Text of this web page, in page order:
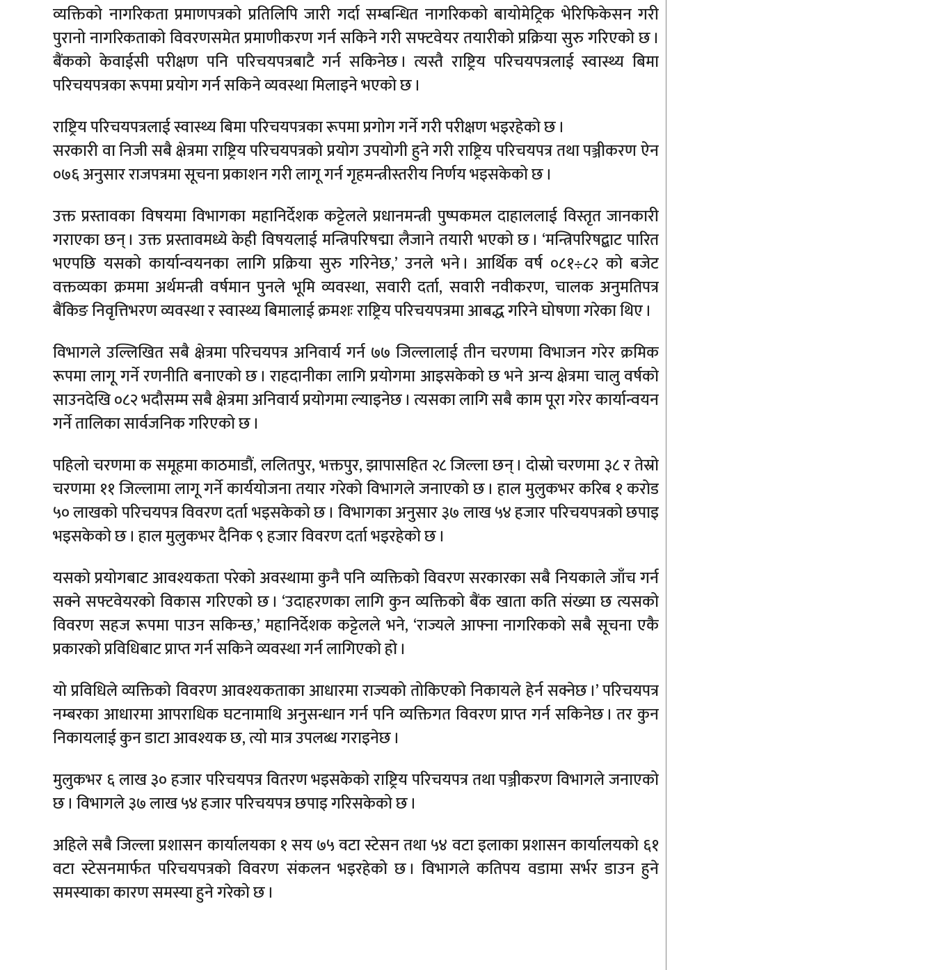
व्यक्तिको नागरिकता प्रमाणपत्रको प्रतिलिपि जारी गर्दा सम्बन्धित नागरिकको बायोमेट्रिक भेरिफिकेसन गरी
पुरानो नागरिकताको विवरणसमेत प्रमाणीकरण गर्न सकिने गरी सफ्टवेयर तयारीको प्रक्रिया सुरु गरिएको छ ।
बैंकको केवाईसी परीक्षण पनि परिचयपत्रबाटै गर्न सकिनेछ । त्यस्तै राष्ट्रिय परिचयपत्रलाई स्वास्थ्य बिमा
परिचयपत्रका रूपमा प्रयोग गर्न सकिने व्यवस्था मिलाइने भएको छ ।
राष्ट्रिय परिचयपत्रलाई स्वास्थ्य बिमा परिचयपत्रका रूपमा प्रगोग गर्ने गरी परीक्षण भइरहेको छ ।
सरकारी वा निजी सबै क्षेत्रमा राष्ट्रिय परिचयपत्रको प्रयोग उपयोगी हुने गरी राष्ट्रिय परिचयपत्र तथा पञ्जीकरण ऐन
०७६ अनुसार राजपत्रमा सूचना प्रकाशन गरी लागू गर्न गृहमन्त्रीस्तरीय निर्णय भइसकेको छ ।
उक्त प्रस्तावका विषयमा विभागका महानिर्देशक कट्टेलले प्रधानमन्त्री पुष्पकमल दाहाललाई विस्तृत जानकारी
गराएका छन् । उक्त प्रस्तावमध्ये केही विषयलाई मन्त्रिपरिषद्मा लैजाने तयारी भएको छ । ‘मन्त्रिपरिषद्बाट पारित
भएपछि यसको कार्यान्वयनका लागि प्रक्रिया सुरु गरिनेछ,’ उनले भने । आर्थिक वर्ष ०८१÷८२ को बजेट
वक्तव्यका क्रममा अर्थमन्त्री वर्षमान पुनले भूमि व्यवस्था, सवारी दर्ता, सवारी नवीकरण, चालक अनुमतिपत्र
बैंकिङ निवृत्तिभरण व्यवस्था र स्वास्थ्य बिमालाई क्रमशः राष्ट्रिय परिचयपत्रमा आबद्ध गरिने घोषणा गरेका थिए ।
विभागले उल्लिखित सबै क्षेत्रमा परिचयपत्र अनिवार्य गर्न ७७ जिल्लालाई तीन चरणमा विभाजन गरेर क्रमिक
रूपमा लागू गर्ने रणनीति बनाएको छ । राहदानीका लागि प्रयोगमा आइसकेको छ भने अन्य क्षेत्रमा चालु वर्षको
साउनदेखि ०८२ भदौसम्म सबै क्षेत्रमा अनिवार्य प्रयोगमा ल्याइनेछ । त्यसका लागि सबै काम पूरा गरेर कार्यान्वयन
गर्ने तालिका सार्वजनिक गरिएको छ ।
पहिलो चरणमा क समूहमा काठमाडौं, ललितपुर, भक्तपुर, झापासहित २८ जिल्ला छन् । दोस्रो चरणमा ३८ र तेस्रो
चरणमा ११ जिल्लामा लागू गर्ने कार्ययोजना तयार गरेको विभागले जनाएको छ । हाल मुलुकभर करिब १ करोड
५० लाखको परिचयपत्र विवरण दर्ता भइसकेको छ । विभागका अनुसार ३७ लाख ५४ हजार परिचयपत्रको छपाइ
भइसकेको छ । हाल मुलुकभर दैनिक ९ हजार विवरण दर्ता भइरहेको छ ।
यसको प्रयोगबाट आवश्यकता परेको अवस्थामा कुनै पनि व्यक्तिको विवरण सरकारका सबै नियकाले जाँच गर्न
सक्ने सफ्टवेयरको विकास गरिएको छ । ‘उदाहरणका लागि कुन व्यक्तिको बैंक खाता कति संख्या छ त्यसको
विवरण सहज रूपमा पाउन सकिन्छ,’ महानिर्देशक कट्टेलले भने, ‘राज्यले आफ्ना नागरिकको सबै सूचना एकै
प्रकारको प्रविधिबाट प्राप्त गर्न सकिने व्यवस्था गर्न लागिएको हो ।
यो प्रविधिले व्यक्तिको विवरण आवश्यकताका आधारमा राज्यको तोकिएको निकायले हेर्न सक्नेछ ।’ परिचयपत्र
नम्बरका आधारमा आपराधिक घटनामाथि अनुसन्धान गर्न पनि व्यक्तिगत विवरण प्राप्त गर्न सकिनेछ । तर कुन
निकायलाई कुन डाटा आवश्यक छ, त्यो मात्र उपलब्ध गराइनेछ ।
मुलुकभर ६ लाख ३० हजार परिचयपत्र वितरण भइसकेको राष्ट्रिय परिचयपत्र तथा पञ्जीकरण विभागले जनाएको
छ । विभागले ३७ लाख ५४ हजार परिचयपत्र छपाइ गरिसकेको छ ।
अहिले सबै जिल्ला प्रशासन कार्यालयका १ सय ७५ वटा स्टेसन तथा ५४ वटा इलाका प्रशासन कार्यालयको ६१
वटा स्टेसनमार्फत परिचयपत्रको विवरण संकलन भइरहेको छ । विभागले कतिपय वडामा सर्भर डाउन हुने
समस्याका कारण समस्या हुने गरेको छ ।